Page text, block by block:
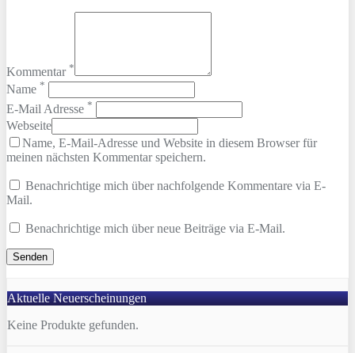
Kommentar *
Name *
E-Mail Adresse *
Webseite
Name, E-Mail-Adresse und Website in diesem Browser für
meinen nächsten Kommentar speichern.
Benachrichtige mich über nachfolgende Kommentare via E-
Mail.
Benachrichtige mich über neue Beiträge via E-Mail.
Aktuelle Neuerscheinungen
Keine Produkte gefunden.